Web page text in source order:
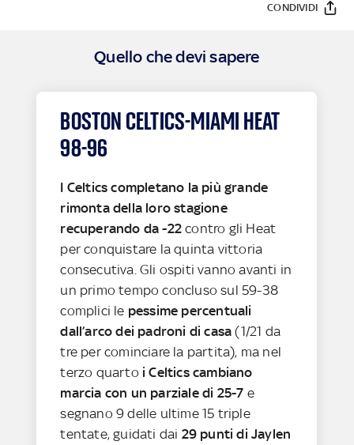
CONDIVIDI
Quello che devi sapere
BOSTON CELTICS-MIAMI HEAT
98-96
I Celtics completano la più grande
rimonta della loro stagione
recuperando da -22 contro gli Heat
per conquistare la quinta vittoria
consecutiva. Gli ospiti vanno avanti in
un primo tempo concluso sul 59-38
complici le pessime percentuali
dall’arco dei padroni di casa (1/21 da
tre per cominciare la partita), ma nel
terzo quarto i Celtics cambiano
marcia con un parziale di 25-7 e
segnano 9 delle ultime 15 triple
tentate, guidati dai 29 punti di Jaylen